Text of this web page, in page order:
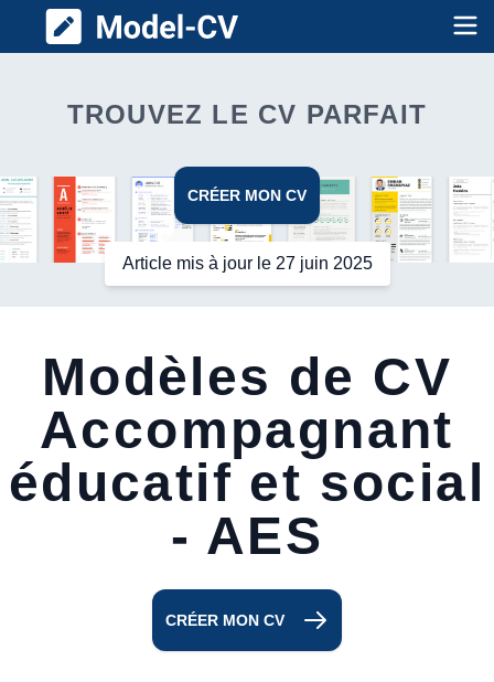
Model CV
TROUVEZ LE CV PARFAIT
CRÉER MON CV
Article mis à jour le 27 juin 2025
Modèles de CV
Accompagnant
éducatif et social
- AES
CRÉER MON CV